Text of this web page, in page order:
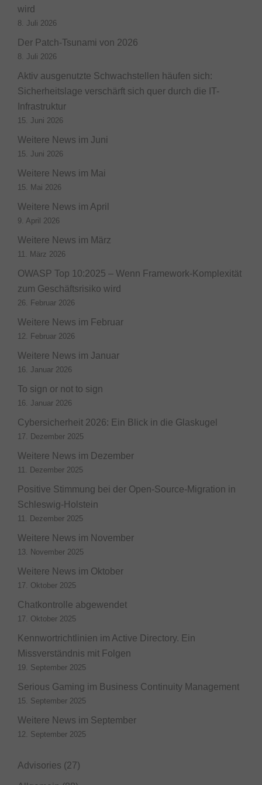
wird
8. Juli 2026
Der Patch-Tsunami von 2026
8. Juli 2026
Aktiv ausgenutzte Schwachstellen häufen sich:
Sicherheitslage verschärft sich quer durch die IT-
Infrastruktur
15. Juni 2026
Weitere News im Juni
15. Juni 2026
Weitere News im Mai
15. Mai 2026
Weitere News im April
9. April 2026
Weitere News im März
11. März 2026
OWASP Top 10:2025 – Wenn Framework-Komplexität
zum Geschäftsrisiko wird
26. Februar 2026
Weitere News im Februar
12. Februar 2026
Weitere News im Januar
16. Januar 2026
To sign or not to sign
16. Januar 2026
Cybersicherheit 2026: Ein Blick in die Glaskugel
17. Dezember 2025
Weitere News im Dezember
11. Dezember 2025
Positive Stimmung bei der Open-Source-Migration in
Schleswig-Holstein
11. Dezember 2025
Weitere News im November
13. November 2025
Weitere News im Oktober
17. Oktober 2025
Chatkontrolle abgewendet
17. Oktober 2025
Kennwortrichtlinien im Active Directory. Ein
Missverständnis mit Folgen
19. September 2025
Serious Gaming im Business Continuity Management
15. September 2025
Weitere News im September
12. September 2025
Advisories (27)